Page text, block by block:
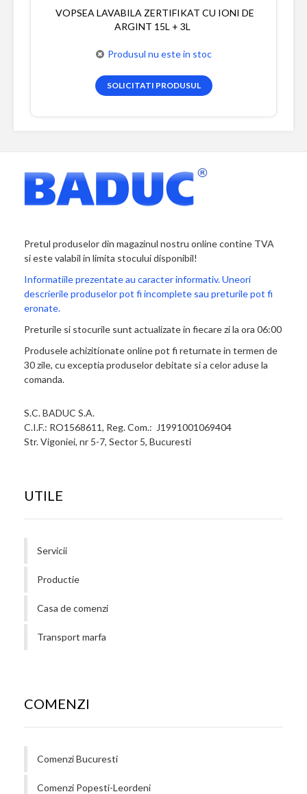
VOPSEA LAVABILA ZERTIFIKAT CU IONI DE
ARGINT 15L + 3L
Produsul nu este in stoc
SOLICITATI PRODUSUL
Pretul produselor din magazinul nostru online contine TVA
si este valabil in limita stocului disponibil!
Informatiile prezentate au caracter informativ. Uneori
descrierile produselor pot fi incomplete sau preturile pot fi
eronate.
Preturile si stocurile sunt actualizate in fiecare zi la ora 06:00
Produsele achizitionate online pot fi returnate in termen de
30 zile, cu exceptia produselor debitate si a celor aduse la
comanda.
S.C. BADUC S.A.
C.I.F.: RO1568611, Reg. Com.: J1991001069404
Str. Vigoniei, nr 5-7, Sector 5, Bucuresti
UTILE
Servicii
Productie
Casa de comenzi
Transport marfa
COMENZI
Comenzi Bucuresti
Comenzi Popesti-Leordeni